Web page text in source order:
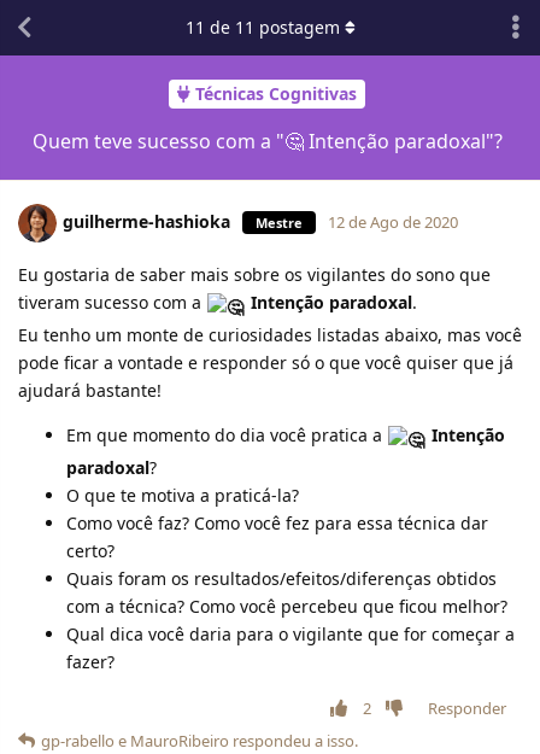
Técnicas Cognitivas
Quem teve sucesso com a "🤔 Intenção paradoxal"?
11 de 11 postagem
guilherme-hashioka Mestre 12 de Ago de 2020
Eu gostaria de saber mais sobre os vigilantes do sono que
tiveram sucesso com a
Intenção paradoxal.
Eu tenho um monte de curiosidades listadas abaixo, mas você
pode ficar a vontade e responder só o que você quiser que já
ajudará bastante!
Em que momento do dia você pratica a
Intenção
paradoxal?
O que te motiva a praticá-la?
Como você faz? Como você fez para essa técnica dar
certo?
Quais foram os resultados/efeitos/diferenças obtidos
com a técnica? Como você percebeu que ficou melhor?
Qual dica você daria para o vigilante que for começar a
fazer?
2
Responder
gp-rabello e MauroRibeiro respondeu a isso.